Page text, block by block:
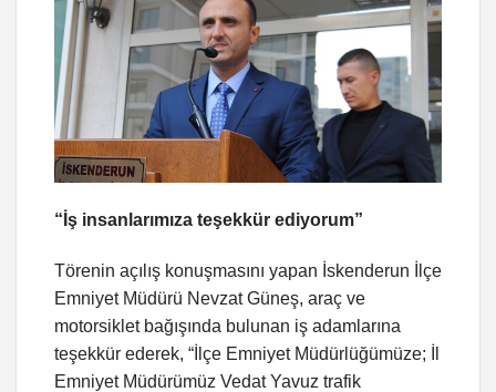
“İş insanlarımıza teşekkür ediyorum”
Törenin açılış konuşmasını yapan İskenderun İlçe
Emniyet Müdürü Nevzat Güneş, araç ve
motorsiklet bağışında bulunan iş adamlarına
teşekkür ederek, “İlçe Emniyet Müdürlüğümüze; İl
Emniyet Müdürümüz Vedat Yavuz trafik